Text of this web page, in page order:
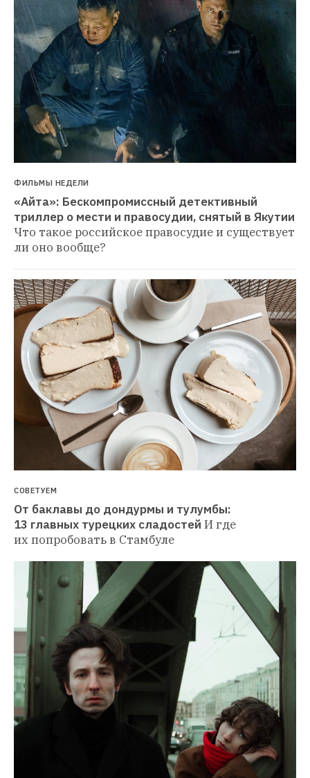
ФИЛЬМЫ НЕДЕЛИ
«Айта»: Бескомпромиссный детективный
триллер о мести и правосудии, снятый в Якутии
Что такое российское правосудие и существует
ли оно вообще?
СОВЕТУЕМ
От баклавы до дондурмы и тулумбы:
13 главных турецких сладостей И где
их попробовать в Стамбуле